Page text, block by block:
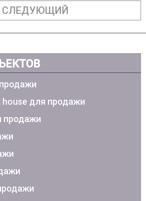
СЛЕДУЮЩИЙ
house для продажи
продажи